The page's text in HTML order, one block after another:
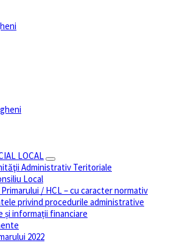
LOCAL
Administrativ Teritoriale
Local
/ HCL – cu caracter normativ
privind procedurile administrative
și informații financiare
2022